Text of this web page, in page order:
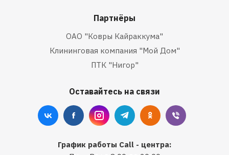
Партнёры
ОАО "Ковры Кайраккума"
Клининговая компания "Мой Дом"
ПТК "Нигор"
Оставайтесь на связи
График работы Call - центра: